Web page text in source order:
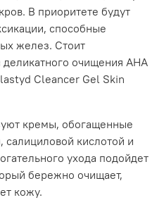
В приоритете будут
способные
желез. Стоит
очищения AHA
Cleancer Gel Skin
кремы, обогащенные
салициловой кислотой и
ухода подойдет
бережно очищает,
кожу.